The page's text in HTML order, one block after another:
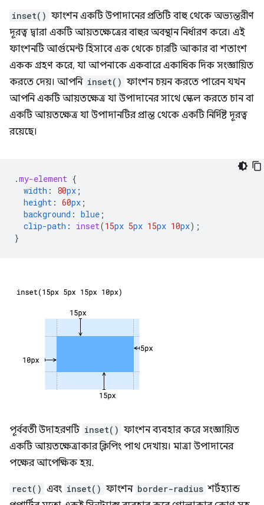
inset() ফাংশন একটি উপাদানের প্রতিটি বাহু থেকে অভ্যন্তরীণ
দূরত্ব দ্বারা একটি আয়তক্ষেত্রের বাহুর অবস্থান নির্ধারণ করে। এই
ফাংশনটি আর্গুমেন্ট হিসাবে এক থেকে চারটি আকার বা শতাংশ
একক গ্রহণ করে, যা আপনাকে একবারে একাধিক দিক সংজ্ঞায়িত
করতে দেয়। আপনি inset() ফাংশন চয়ন করতে পারেন যখন
আপনি একটি আয়তক্ষেত্র যা উপাদানের সাথে স্কেল করতে চান বা
একটি আয়তক্ষেত্র যা উপাদানটির প্রান্ত থেকে একটি নির্দিষ্ট দূরত্ব
রয়েছে।
.my-element {
width : 80px ;
height : 60px ;
background : blue ;
clip-path : inset(15px 5px 15px 10px);
}
পূর্ববর্তী উদাহরণটি inset() ফাংশন ব্যবহার করে সংজ্ঞায়িত
একটি আয়তক্ষেত্রাকার ক্লিপিং পাথ দেখায়। মাত্রা উপাদানের
পক্ষের আপেক্ষিক হয়.
rect() এবং inset() ফাংশন border-radius শর্টহ্যান্ড